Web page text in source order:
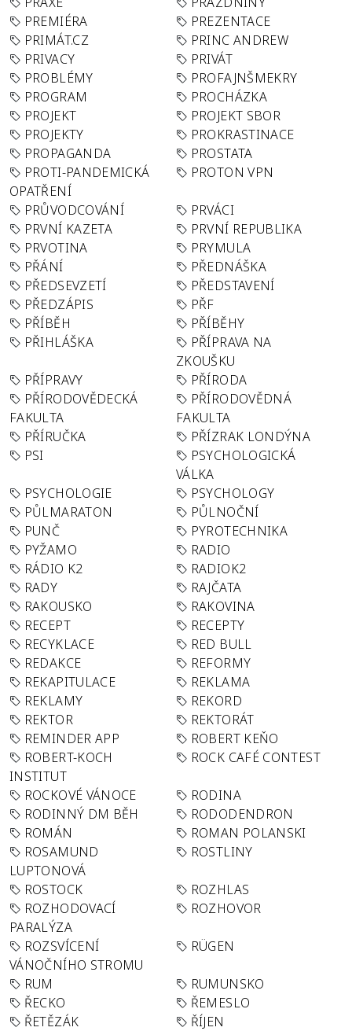
PREMIÉRA
PREZENTACE
PRIMÁT.CZ
PRINC ANDREW
PRIVACY
PRIVÁT
PROBLÉMY
PROFAJNŠMEKRY
PROGRAM
PROCHÁZKA
PROJEKT
PROJEKT SBOR
PROJEKTY
PROKRASTINACE
PROPAGANDA
PROSTATA
PROTI-PANDEMICKÁ
OPATŘENÍ
PROTON VPN
PRŮVODCOVÁNÍ
PRVÁCI
PRVNÍ KAZETA
PRVNÍ REPUBLIKA
PRVOTINA
PRYMULA
PŘÁNÍ
PŘEDNÁŠKA
PŘEDSEVZETÍ
PŘEDSTAVENÍ
PŘEDZÁPIS
PŘF
PŘÍBĚH
PŘÍBĚHY
PŘIHLÁŠKA
PŘÍPRAVA NA
ZKOUŠKU
PŘÍPRAVY
PŘÍRODA
PŘÍRODOVĚDECKÁ
FAKULTA
PŘÍRODOVĚDNÁ
FAKULTA
PŘÍRUČKA
PŘÍZRAK LONDÝNA
PSI
PSYCHOLOGICKÁ
VÁLKA
PSYCHOLOGIE
PSYCHOLOGY
PŮLMARATON
PŮLNOČNÍ
PUNČ
PYROTECHNIKA
PYŽAMO
RADIO
RÁDIO K2
RADIOK2
RADY
RAJČATA
RAKOUSKO
RAKOVINA
RECEPT
RECEPTY
RECYKLACE
RED BULL
REDAKCE
REFORMY
REKAPITULACE
REKLAMA
REKLAMY
REKORD
REKTOR
REKTORÁT
REMINDER APP
ROBERT KEŇO
ROBERT-KOCH
INSTITUT
ROCK CAFÉ CONTEST
ROCKOVÉ VÁNOCE
RODINA
RODINNÝ DM BĚH
RODODENDRON
ROMÁN
ROMAN POLANSKI
ROSAMUND
LUPTONOVÁ
ROSTLINY
ROSTOCK
ROZHLAS
ROZHODOVACÍ
PARALÝZA
ROZHOVOR
ROZSVÍCENÍ
VÁNOČNÍHO STROMU
RÜGEN
RUM
RUMUNSKO
ŘECKO
ŘEMESLO
ŘETĚZÁK
ŘÍJEN